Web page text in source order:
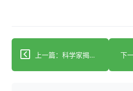
上一篇：科学家揭示某些屁特别臭的原因